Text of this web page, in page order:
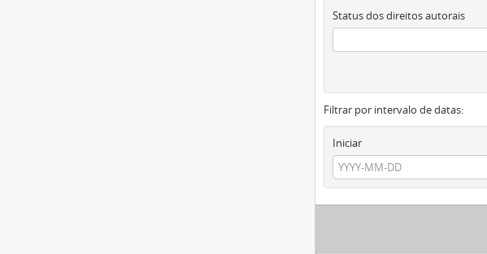
Status dos direitos autorais
Filtrar por intervalo de datas:
Iniciar